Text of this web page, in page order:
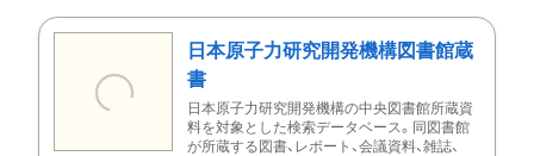
日本原子力研究開発機構図書館蔵
書
日本原子力研究開発機構の中央図書館所蔵資
料を対象とした検索データベース。同図書館
が所蔵する図書、レポート、会議資料、雑誌、